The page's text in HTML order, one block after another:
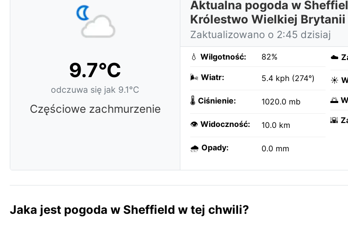
9.7°C
odczuwa się jak 9.1°C
Częściowe zachmurzenie
Aktualna pogoda w
Królestwo Wielkiej Brytanii
Zaktualizowano o 2:45 dzisiaj
💧 Wilgotność: 82%
🌬️ Wiatr: 5.4 kph (274°)
🌡️ Ciśnienie: 1020.0 mb
👁️ Widoczność: 10.0 km
🌧️ Opady: 0.0 mm
☁️
☀️
🌅
🌇
Jaka jest pogoda w Sheffield w tej chwili?